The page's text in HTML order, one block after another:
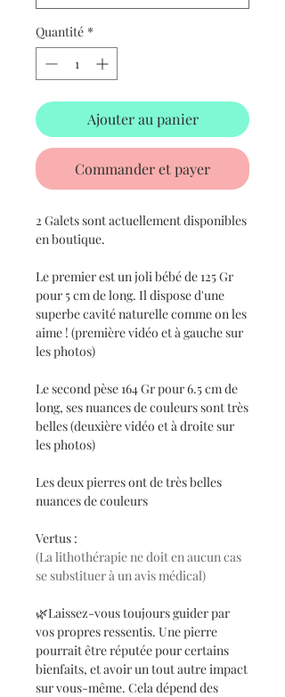
Quantité *
Ajouter au panier
Commander et payer
2 Galets sont actuellement disponibles
en boutique.
Le premier est un joli bébé de 125 Gr
pour 5 cm de long. Il dispose d'une
superbe cavité naturelle comme on les
aime ! (première vidéo et à gauche sur
les photos)
Le second pèse 164 Gr pour 6.5 cm de
long, ses nuances de couleurs sont très
belles (deuxière vidéo et à droite sur
les photos)
Les deux pierres ont de très belles
nuances de couleurs
Vertus :
(La lithothérapie ne doit en aucun cas
se substituer à un avis médical)
🌿Laissez-vous toujours guider par
vos propres ressentis. Une pierre
pourrait être réputée pour certains
bienfaits, et avoir un tout autre impact
sur vous-même. Cela dépend des